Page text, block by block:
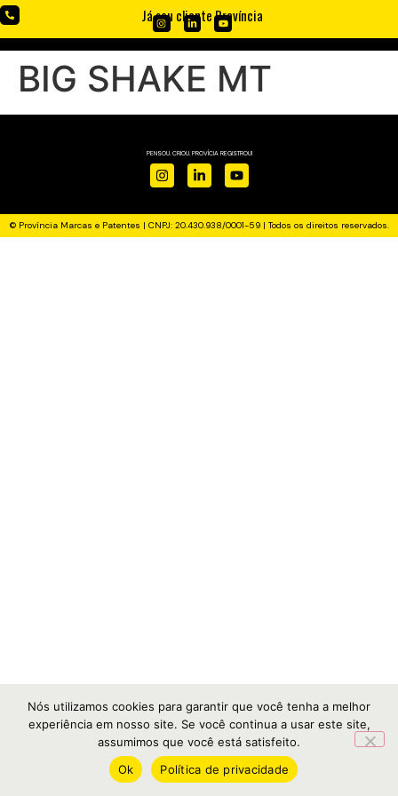
Já sou cliente Província
BIG SHAKE MT
PENSOU. CRIOU. PROVÍCIA REGISTROU!
© Província Marcas e Patentes | CNPJ: 20.430.938/0001-59 | Todos os direitos reservados.
Nós utilizamos cookies para garantir que você tenha a melhor
experiência em nosso site. Se você continua a usar este site,
assumimos que você está satisfeito.
Ok
Política de privacidade